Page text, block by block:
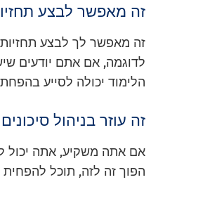
זה מאפשר לבצע
זה מאפשר לך לבצע
לדוגמה, אם אתם יודעים
הלימוד יכולה לסייע
זה עוזר בניהול
אם אתה משקיע, אתה יכול
הפוך זה לזה, תוכל להפחית